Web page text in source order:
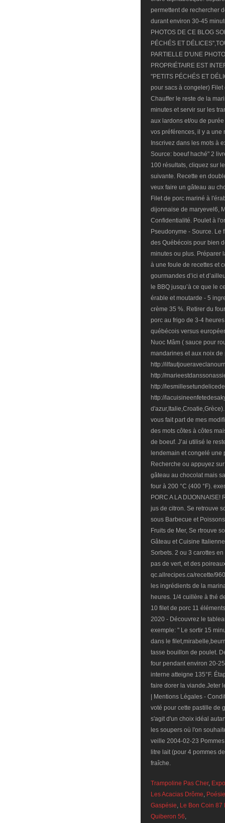
Trampoline Pas Cher,
Les Acacias Drôme,
Gaspésie, Le Bon Coin 87
Quiberon 56,